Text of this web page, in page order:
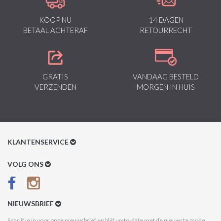
KOOP NU
BETAAL ACHTERAF
14 DAGEN
RETOURRECHT
GRATIS
VERZENDEN
VANDAAG BESTELD
MORGEN IN HUIS
KLANTENSERVICE
Klantenservice
Betaalmethoden
VOLG ONS
NIEUWSBRIEF